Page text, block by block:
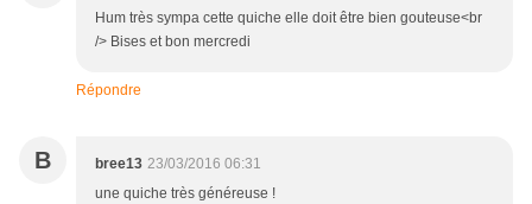
Hum très sympa cette quiche elle doit être bien gouteuse<br
/> Bises et bon mercredi
Répondre
B bree13 23/03/2016 06:31
une quiche très généreuse !